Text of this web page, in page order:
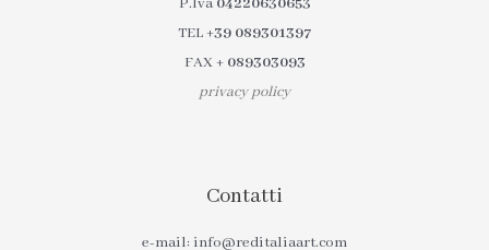
P.Iva 04220630653
TEL+39 089301397
FAX+ 089303093
privacy policy
Contatti
e-mail: info@reditaliaart.com